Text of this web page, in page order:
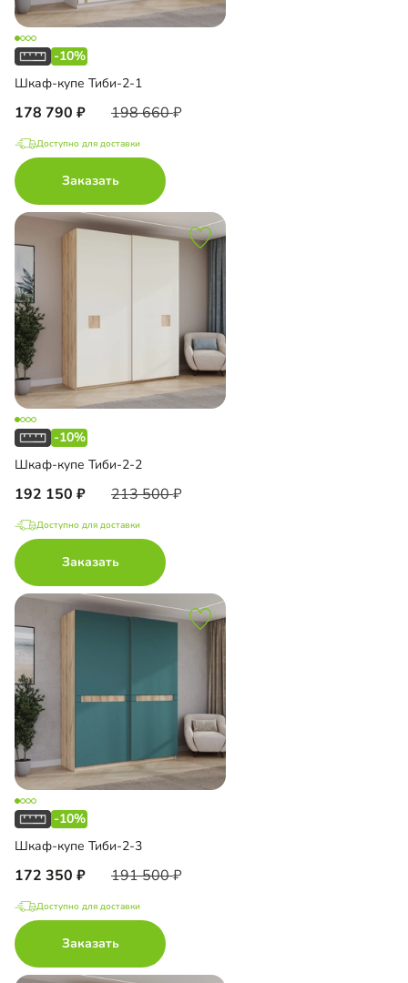
-10%
Шкаф-купе Тиби-2-1
178 790 198 660
Доступно для доставки
Заказать
-10%
Шкаф-купе Тиби-2-2
192 150 213 500
Доступно для доставки
Заказать
-10%
Шкаф-купе Тиби-2-3
172 350 191 500
Доступно для доставки
Заказать